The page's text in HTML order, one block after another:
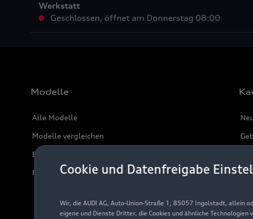
Cookie und Datenfreigabe
Wir, die AUDI AG, Auto-Union-Straße 1, 85057 Ingolstadt, allein
eigene und Dienste Dritter, die Cookies und ähnliche
Werkstatt
Geschlossen, öffnet am Donnerstag 08:00
Modelle
Alle Modelle
Modelle vergleichen
Elektromodelle
Plug-in-Hybride